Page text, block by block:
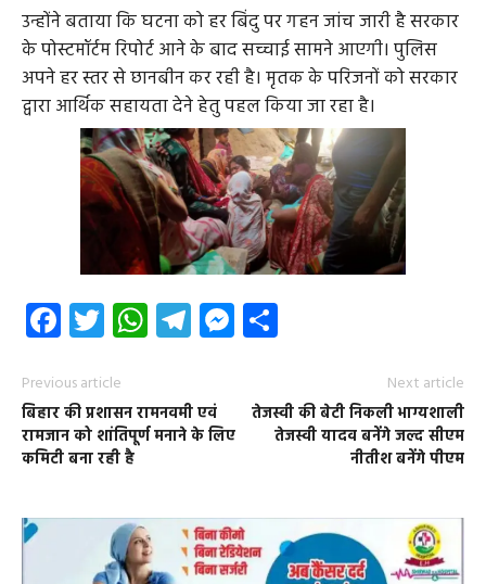
उन्होंने बताया कि घटना को हर बिंदु पर गहन जांच जारी है सरकार
के पोस्टमॉर्टम रिपोर्ट आने के बाद सच्चाई सामने आएगी। पुलिस
अपने हर स्तर से छानबीन कर रही है। मृतक के परिजनों को सरकार
द्वारा आर्थिक सहायता देने हेतु पहल किया जा रहा है।
Facebook
Twitter
WhatsApp
Telegram
Messenger
Previous article
बिहार की प्रशासन रामनवमी एवं
रामजान को शांतिपूर्ण मनाने के लिए
कमिटी बना रही है
Next article
तेजस्वी की बेटी निकली भाग्यशाली
तेजस्वी यादव बनेंगे जल्द सीएम
नीतीश बनेंगे पीएम